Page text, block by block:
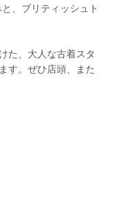
、ブリティッシュト
た、大人な古着スタ
す。ぜひ店頭、また